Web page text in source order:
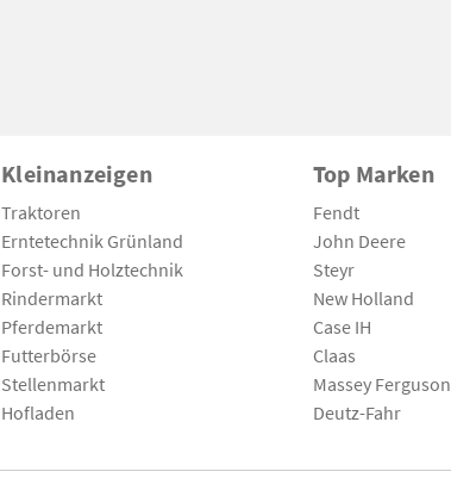
Kleinanzeigen
Traktoren
Erntetechnik Grünland
Forst- und Holztechnik
Rindermarkt
Pferdemarkt
Futterbörse
Stellenmarkt
Hofladen
Top Marken
Fendt
John Deere
Steyr
New Holland
Case IH
Claas
Massey Ferguson
Deutz-Fahr